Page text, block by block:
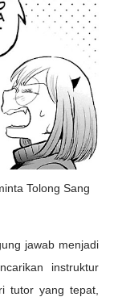
Tolong Sang
jawab menjadi
instruktur
tutor yang tepat,